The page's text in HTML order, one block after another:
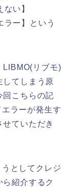
い】
ー】という
LIBMO(リブモ)
してしまう原
回こちらの記
ラーが発生す
ていただき
としてクレジ
紹介するク